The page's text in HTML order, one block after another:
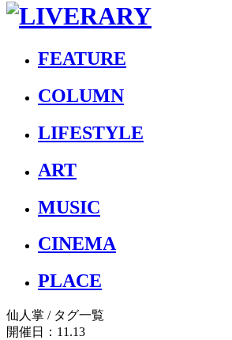
FEATURE
COLUMN
LIFESTYLE
ART
MUSIC
CINEMA
PLACE
仙人掌 / タグ一覧
開催日：11.13